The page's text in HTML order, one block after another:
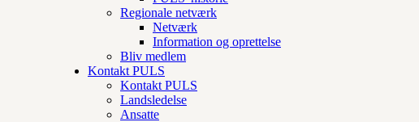
Regionale netværk
Netværk
Information og oprettelse
Bliv medlem
Kontakt PULS
Kontakt PULS
Landsledelse
Ansatte